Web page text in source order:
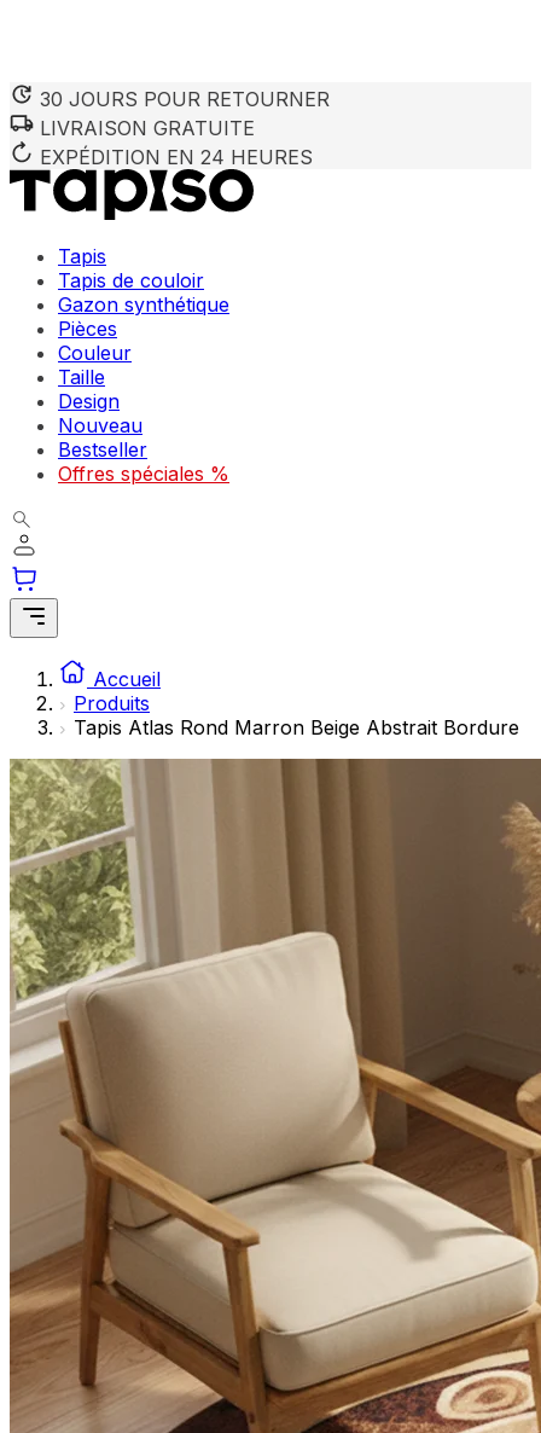
30 JOURS POUR RETOURNER
LIVRAISON GRATUITE
EXPÉDITION EN 24 HEURES
Tapis
Tapis de couloir
Gazon synthétique
Pièces
Couleur
Taille
Design
Nouveau
Bestseller
Offres spéciales %
Accueil
Produits
Tapis Atlas Rond Marron Beige Abstrait Bordure
Nous utilisons des cookies pour personnaliser le contenu
partenaires peuvent combiner ces informations avec
utilisation de leurs services.
Les cookies indispensables sont cruciaux pour les
Les cookies liés aux préférences permettent au site de
comme votre langue préférée ou la région dans laquelle
Les cookies marketing sont utilisés pour suivre les
engageantes pour l'utilisateur individuel et, par